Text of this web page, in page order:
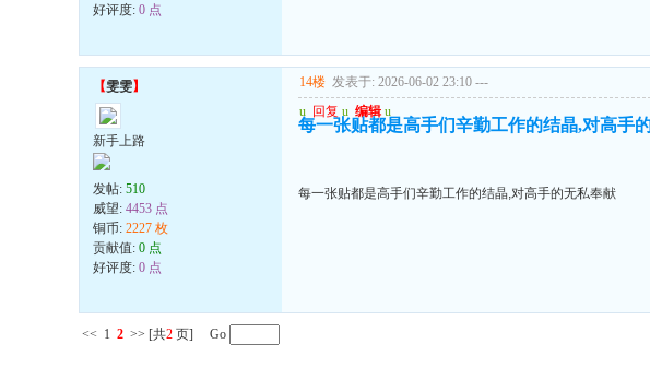
好评度: 0 点
【雯雯】
新手上路
发帖: 510
威望: 4453 点
铜币: 2227 枚
贡献值: 0 点
好评度: 0 点
14楼 发表于: 2026-06-02 23:10 ---
u 回复 u 编辑 u
每一张贴都是高手们辛勤工作的结晶,对高手
每一张贴都是高手们辛勤工作的结晶,对高手的无私奉献
<< 1 2 >> [共2 页] Go